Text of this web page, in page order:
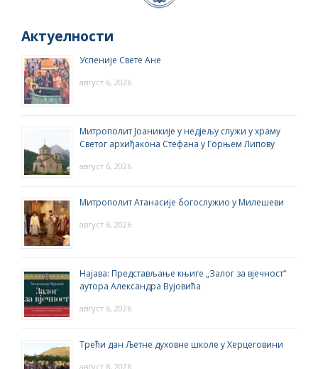
Актуелности
Успеније Свете Ане
август 6, 2026
Митрополит Јоаникије у недјељу служи у храму
Светог архиђакона Стефана у Горњем Липову
август 6, 2026
Митрополит Атанасије богослужио у Милешеви
август 6, 2026
Најава: Представљање књиге „Залог за вјечност“
аутора Александра Вујовића
август 6, 2026
Трећи дан Љетне духовне школе у Херцеговини
август 6, 2026